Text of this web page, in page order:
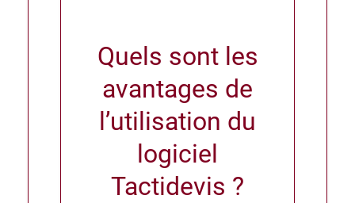
Quels sont les
avantages de
l’utilisation du
logiciel
Tactidevis ?